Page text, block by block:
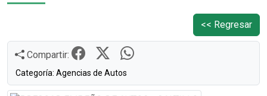
<< Regresar
Compartir:
Categoría: Agencias de Autos